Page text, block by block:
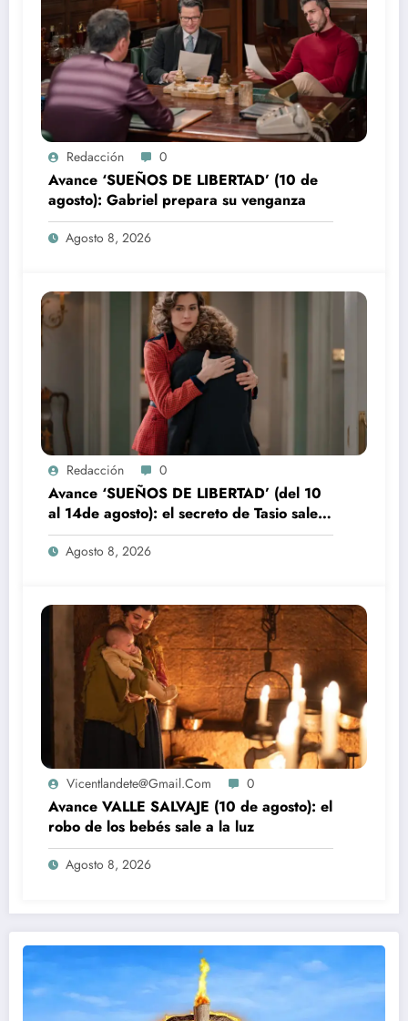
Redacción 0
Avance ‘SUEÑOS DE LIBERTAD’ (10 de
agosto): Gabriel prepara su venganza
Agosto 8, 2026
Redacción 0
Avance ‘SUEÑOS DE LIBERTAD’ (del 10
al 14de agosto): el secreto de Tasio sale a
la luz
Agosto 8, 2026
Vicentlandete@gmail.com 0
Avance VALLE SALVAJE (10 de agosto): el
robo de los bebés sale a la luz
Agosto 8, 2026